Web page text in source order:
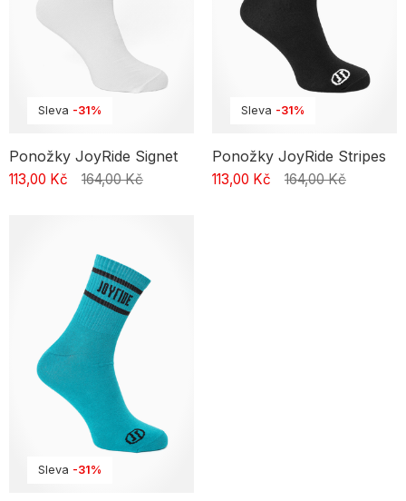
Sleva -31%
Ponožky JoyRide Signet
113,00 Kč 164,00 Kč
Sleva -31%
Ponožky JoyRide Stripes
113,00 Kč 164,00 Kč
Sleva -31%